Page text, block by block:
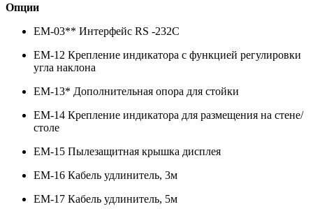
Опции
EM-03** Интерфейс RS -232C
EM-12 Крепление индикатора с функцией регулировки
угла наклона
EM-13* Дополнительная опора для стойки
EM-14 Крепление индикатора для размещения на стене/
столе
EM-15 Пылезащитная крышка дисплея
EM-16 Кабель удлинитель, 3м
EM-17 Кабель удлинитель, 5м